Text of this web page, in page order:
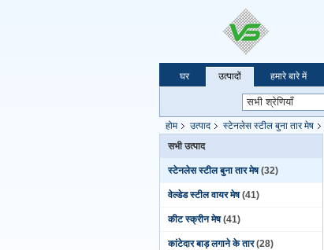
घर उत्पादों हमारे बारे में
होम उत्पाद स्टेनलेस स्टील बुना तार मेष
सभी उत्पाद
स्टेनलेस स्टील बुना तार मेष (32)
वेल्डेड स्टील वायर मेष (41)
कीट स्क्रीन मेष (41)
कांटेदार बाड़ लगाने के तार (28)